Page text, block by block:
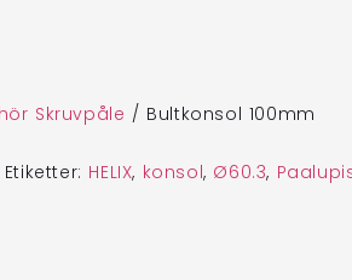
Skruvpåle / Bultkonsol 100mm
Etiketter: HELIX, konsol, Ø60.3,